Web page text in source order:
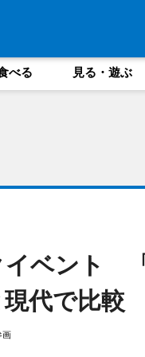
べる 見る・遊ぶ
イベント
代で比較
画